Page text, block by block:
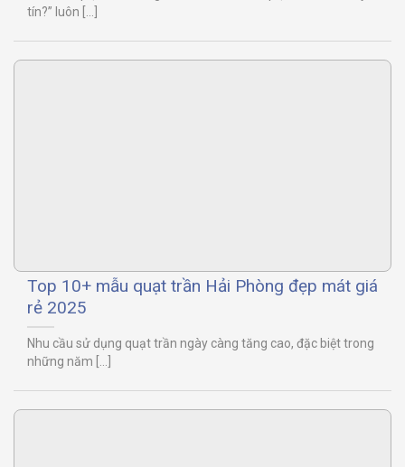
tín?” luôn [...]
Top 10+ mẫu quạt trần Hải Phòng đẹp mát giá
rẻ 2025
Nhu cầu sử dụng quạt trần ngày càng tăng cao, đặc biệt trong
những năm [...]